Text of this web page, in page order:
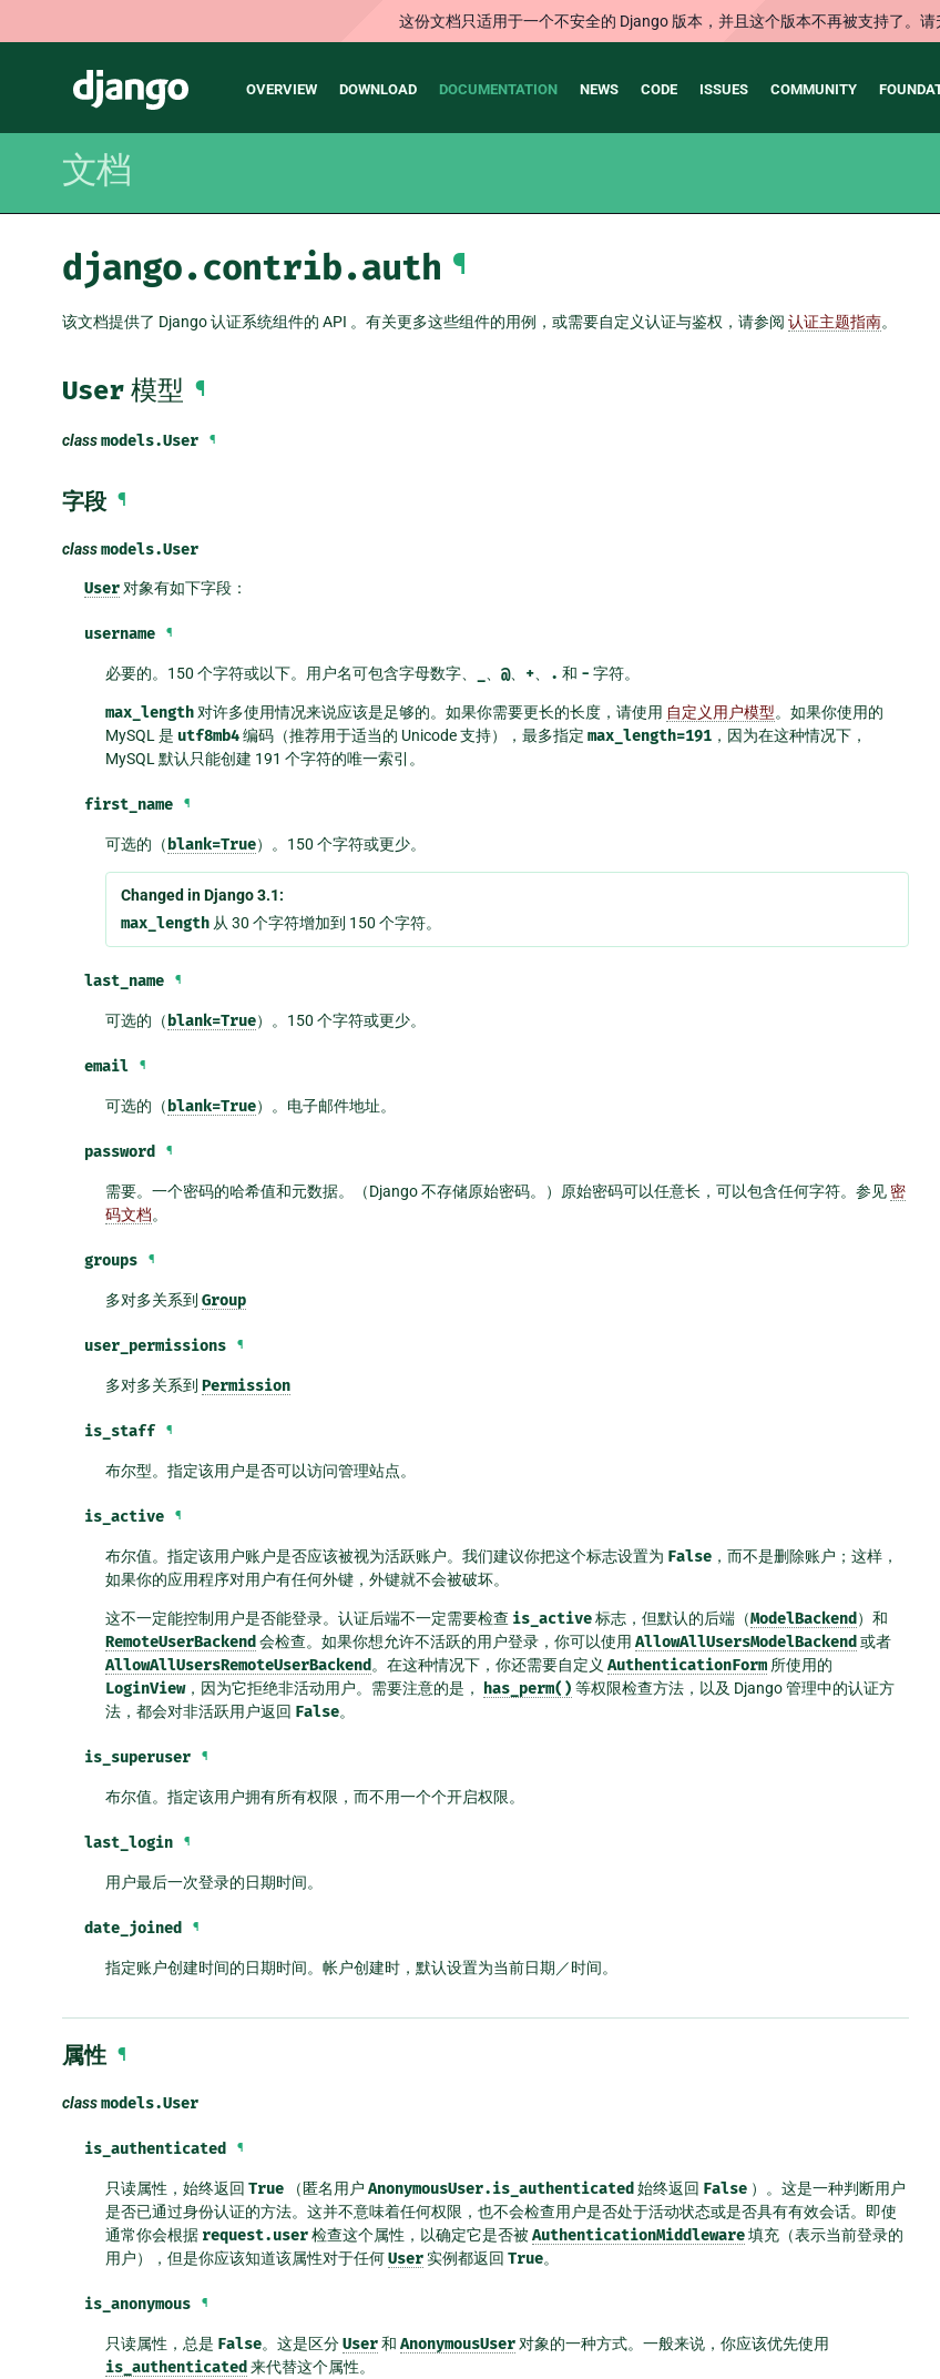
这份文档只适用于一个不安全的 Django 版本，并且这个版本不再被支持了。请
Django
Main
OVERVIEW DOWNLOAD DOCUMENTATION NEWS CODE ISSUES COMMUNITY
文档
django.contrib.auth ¶
该文档提供了 Django 认证系统组件的 API 。有关更多这些组件的用例，或需要自定义认证与鉴权，请参阅 认证主题指南。
User 模型 ¶
classmodels.User ¶
字段 ¶
classmodels.User
User对象有如下字段：
username ¶
必要的。150 个字符或以下。用户名可包含字母数字、 、@、 + . 和 - 字符。
max_length 对许多使用情况来说应该是足够的。如果你需要更长的长度，请使用 自定义用户模型。如果你使用的
MySQL 是 utf8mb4编码（推荐用于适当的 Unicode 支持），最多指定max_length=191 ，因为在这种情况下，
MySQL 默认只能创建 191 个字符的唯一索引。
first_name ¶
可选的（blank=True）。150 个字符或更少。
Changed in Django 3.1:
max_length 从 30 个字符增加到 150 个字符。
last_name ¶
可选的（blank=True）。150 个字符或更少。
email ¶
可选的（blank=True）。电子邮件地址。
password ¶
需要。一个密码的哈希值和元数据。（Django 不存储原始密码。）原始密码可以任意长，可以包含任何字符。参见 密
码文档。
groups ¶
多对多关系到Group
user_permissions ¶
多对多关系到Permission
is_staff ¶
布尔型。指定该用户是否可以访问管理站点。
is_active ¶
布尔值。指定该用户账户是否应该被视为活跃账户。我们建议你把这个标志设置为 False ，而不是删除账户；这样，
如果你的应用程序对用户有任何外键，外键就不会被破坏。
这不一定能控制用户是否能登录。认证后端不一定需要检查 is_active标志，但默认的后端（ModelBackend ）和
RemoteUserBackend 会检查。如果你想允许不活跃的用户登录，你可以使用AllowAllUsersModelBackend 或者
AllowAllUsersRemoteUserBackend。在这种情况下，你还需要自定义AuthenticationForm 所使用的
LoginView，因为它拒绝非活动用户。需要注意的是， has_perm() 等权限检查方法，以及 Django 管理中的认证方
法，都会对非活跃用户返回 False。
is_superuser ¶
布尔值。指定该用户拥有所有权限，而不用一个个开启权限。
last_login ¶
用户最后一次登录的日期时间。
date_joined ¶
指定账户创建时间的日期时间。帐户创建时，默认设置为当前日期／时间。
属性 ¶
classmodels.User
is_authenticated ¶
只读属性，始终返回True （匿名用户AnonymousUser.is_authenticated 始终返回 False ）。这是一种判断用户
是否已通过身份认证的方法。这并不意味着任何权限，也不会检查用户是否处于活动状态或是否具有有效会话。即使
通常你会根据 request.user检查这个属性，以确定它是否被AuthenticationMiddleware填充（表示当前登录的
用户），但是你应该知道该属性对于任何User实例都返回True。
is_anonymous ¶
只读属性，总是 False。这是区分User和AnonymousUser对象的一种方式。一般来说，你应该优先使用
is_authenticated 来代替这个属性。